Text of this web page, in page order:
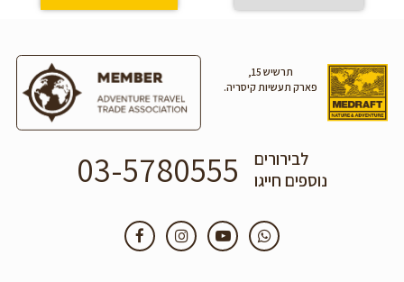
תרשיש 15,
פארק תעשיות קיסריה.
לבירורים
נוספים חייגו
03-5780555